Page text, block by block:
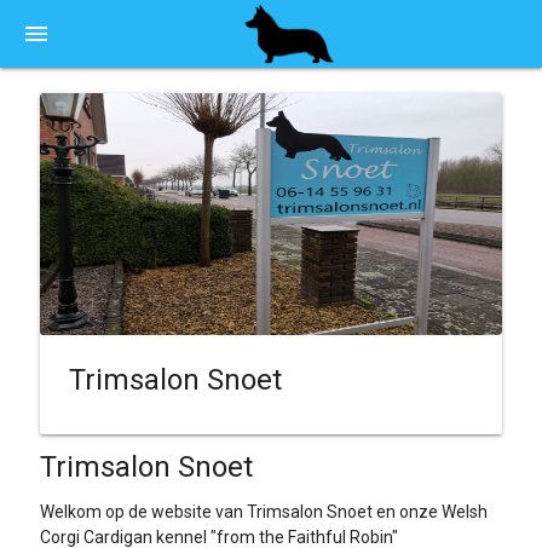
menu
Trimsalon Snoet
Trimsalon Snoet
Welkom op de website van Trimsalon Snoet en onze Welsh
Corgi Cardigan kennel "from the Faithful Robin"